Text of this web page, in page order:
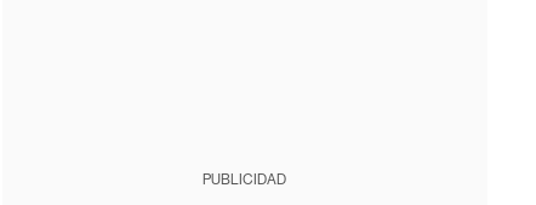
PUBLICIDAD